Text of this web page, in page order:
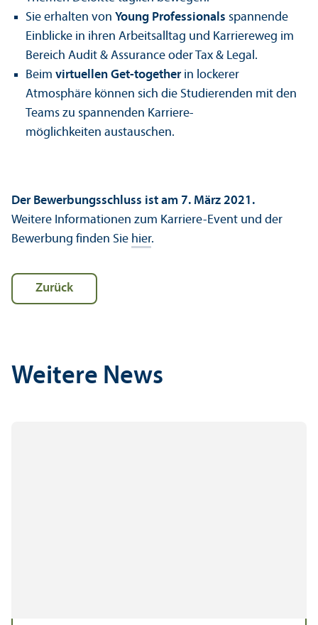
Sie erhalten von Young Professionals spannende
Einblicke in ihren Arbeits­alltag und Karriereweg im
Bereich Audit & Assurance oder Tax & Legal.
Beim virtuellen Get-togetherin lockerer
Atmosphäre können sich die Studierenden mit den
Teams zu spannenden Karriere­
möglichkeiten austauschen.
Der Bewerbungs­schluss ist am 7. März 2021.
Weitere Informationen zum Karriere-Event und der
Bewerbung finden Sie hier.
Zurück
Weitere News